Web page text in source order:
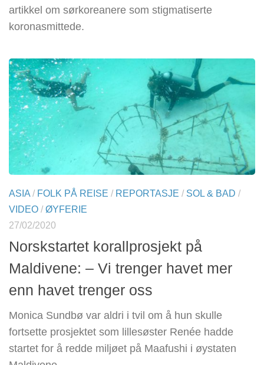
artikkel om sørkoreanere som stigmatiserte
koronasmittede.
ASIA / FOLK PÅ REISE / REPORTASJE / SOL & BAD /
VIDEO / ØYFERIE
27/02/2020
Norskstartet korallprosjekt på
Maldivene: – Vi trenger havet mer
enn havet trenger oss
Monica Sundbø var aldri i tvil om å hun skulle
fortsette prosjektet som lillesøster Renée hadde
startet for å redde miljøet på Maafushi i øystaten